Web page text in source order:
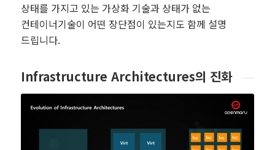
상태를 가지고 있는 가상화 기술과 상태가 없는
컨테이너기술이 어떤 장단점이 있는지도 함께 설명
드립니다.
Infrastructure Architectures의 진화